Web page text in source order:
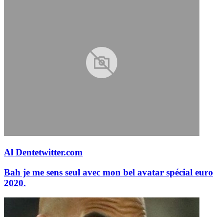
Al Dentetwitter.com
Bah je me sens seul avec mon bel avatar spécial euro
2020.